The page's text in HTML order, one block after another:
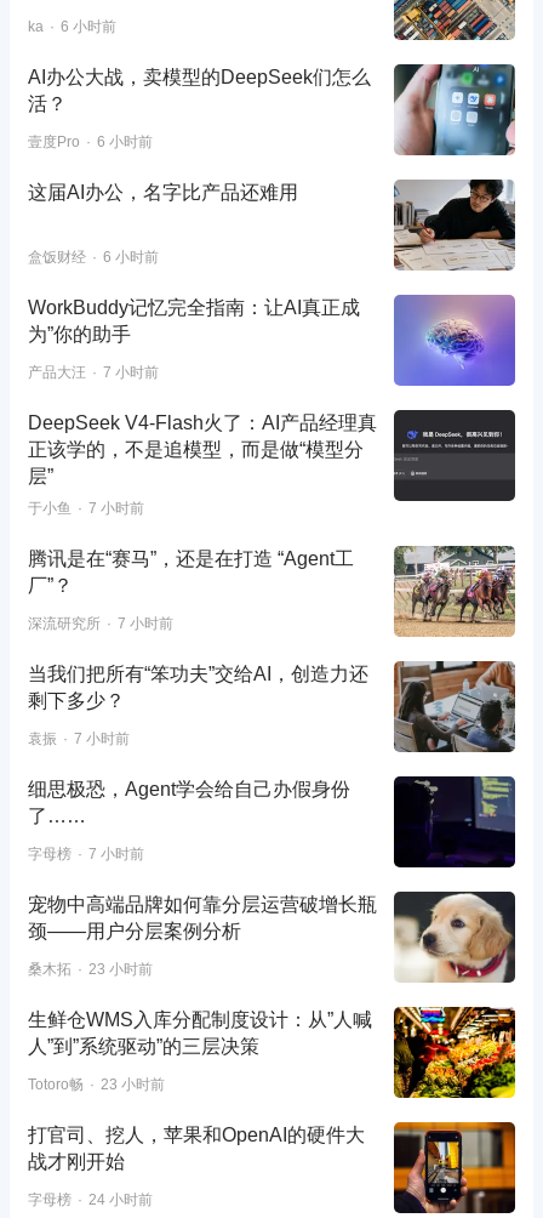
ka 6 小时前
AI办公大战，卖模型的DeepSeek们怎么
活？
壹度Pro 6 小时前
这届AI办公，名字比产品还难用
盒饭财经 6 小时前
WorkBuddy记忆完全指南：让AI真正成
为”你的助手
产品大汪 7 小时前
DeepSeek V4-Flash火了：AI产品经理真
正该学的，不是追模型，而是做“模型分
层”
于小鱼 7 小时前
腾讯是在“赛马”，还是在打造 “Agent工
厂”？
深流研究所 7 小时前
当我们把所有“笨功夫”交给AI，创造力还
剩下多少？
袁振 7 小时前
细思极恐，Agent学会给自己办假身份
了……
字母榜 7 小时前
宠物中高端品牌如何靠分层运营破增长瓶
颈——用户分层案例分析
桑木拓 23 小时前
生鲜仓WMS入库分配制度设计：从”人喊
人”到”系统驱动”的三层决策
Totoro畅 23 小时前
打官司、挖人，苹果和OpenAI的硬件大
战才刚开始
字母榜 24 小时前